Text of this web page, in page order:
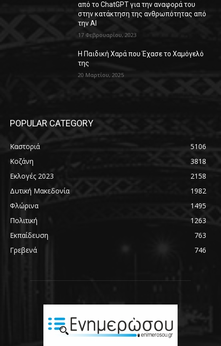
από το ChatGPT για την αναφορά του
στην κατάκτηση της ανθρωπότητας από
την AI
17 Φεβρουαρίου, 2023
Η Παιδική Χαρά που Έχασε το Χαμόγελό
της
20 Μαρτίου, 2025
POPULAR CATEGORY
Καστοριά
5106
Κοζάνη
3818
Εκλογές 2023
2158
Δυτική Μακεδονία
1982
Φλώρινα
1495
Πολιτική
1263
Εκπαίδευση
763
Γρεβενά
746